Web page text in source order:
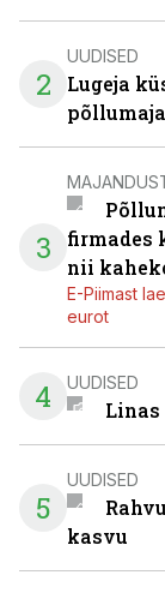
2
UUDISED
Lugeja
3
firmades
nii
E-Piimast
eurot
4 UUDISED
5
UUDISED
kasvu